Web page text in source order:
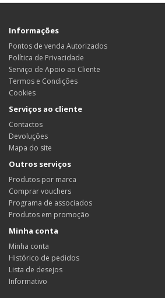
Informações
Pontos de venda Autorizados
Política de Privacidade
Serviço de Apoio ao Cliente
Termos e Condições
Cookies
Serviços ao cliente
Contactos
Devoluções
Mapa do site
Outros serviços
Produtos por marca
Comprar vouchers
Programa de associados
Produtos em promoção
Minha conta
Minha conta
Histórico de pedidos
Lista de desejos
Informativo